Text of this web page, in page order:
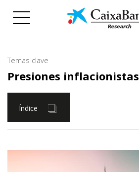
Temas clave
Presiones inflacionistas
Índice